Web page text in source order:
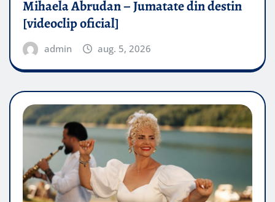
Mihaela Abrudan – Jumatate din destin
[videoclip oficial]
admin aug. 5, 2026